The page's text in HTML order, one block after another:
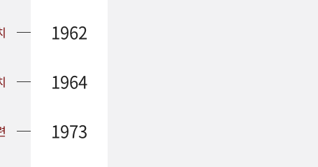
1962
1964
1973